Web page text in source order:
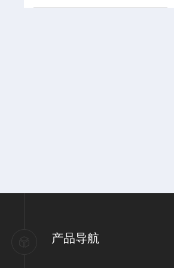
产品导航